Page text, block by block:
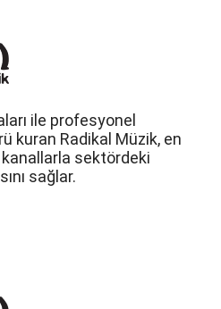
ile profesyonel
kuran Radikal Müzik, en
sektördeki
sağlar.